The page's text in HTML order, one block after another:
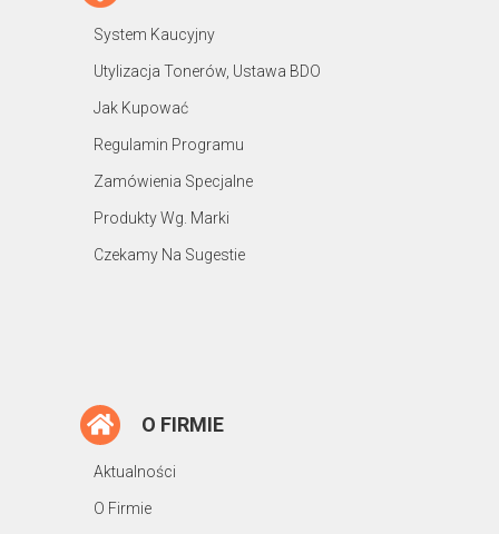
System Kaucyjny
Utylizacja Tonerów, Ustawa BDO
Jak Kupować
Regulamin Programu
Zamówienia Specjalne
Produkty Wg. Marki
Czekamy Na Sugestie
O FIRMIE
Aktualności
O Firmie